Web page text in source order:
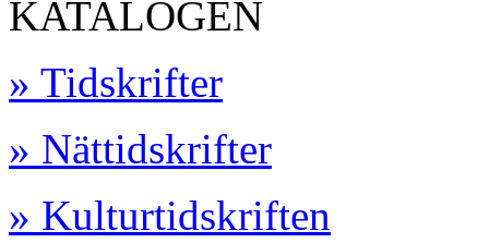
KATALOGEN
» Tidskrifter
» Nättidskrifter
» Kulturtidskriften